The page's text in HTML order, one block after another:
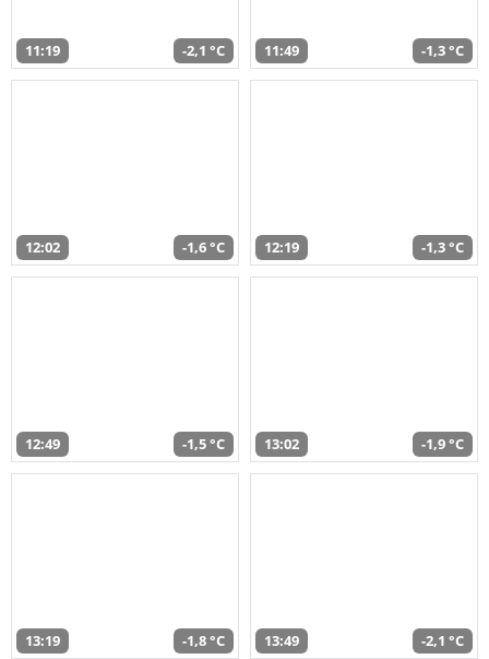
11:19 -2,1 °C 11:49 -1,3 °C
12:02 -1,6 °C 12:19 -1,3 °C
12:49 -1,5 °C 13:02 -1,9 °C
13:19 -1,8 °C 13:49 -2,1 °C